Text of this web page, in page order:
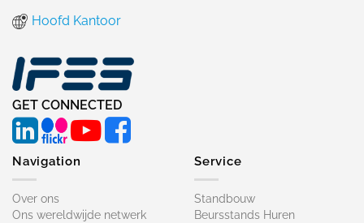
Hoofd Kantoor
GET CONNECTED
Navigation
Over ons
Ons wereldwijde netwerk
Service
Standbouw
Beursstands Huren